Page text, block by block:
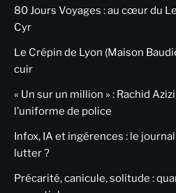
80 Jours Voyages : au cœur du
Cyr
Le Crépin de Lyon (Maison
cuir
« Un sur un million » : Rachid
l’uniforme de police
Infox, IA et ingérences : le
lutter ?
Précarité, canicule, solitude :